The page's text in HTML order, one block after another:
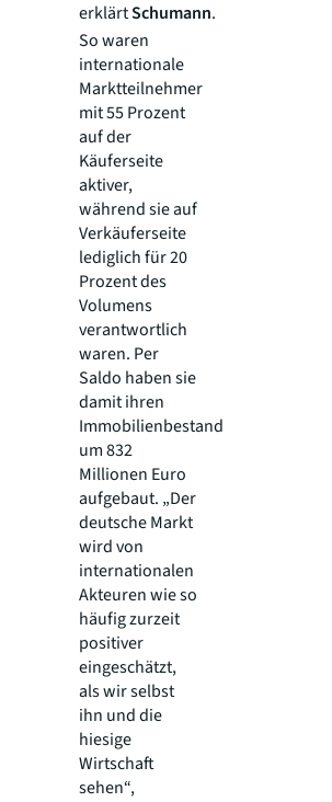
erklärtSchumann.
So waren
internationale
Marktteilnehmer
mit 55 Prozent
auf der
Käuferseite
aktiver,
während sie auf
Verkäuferseite
lediglich für 20
Prozent des
Volumens
verantwortlich
waren. Per
Saldo haben sie
damit ihren
Immobilienbestand
um 832
Millionen Euro
aufgebaut. „Der
deutsche Markt
wird von
internationalen
Akteuren wie so
häufig zurzeit
positiver
eingeschätzt,
als wir selbst
ihn und die
hiesige
Wirtschaft
sehen“,